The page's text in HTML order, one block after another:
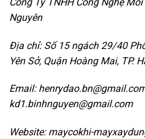
Nguyên
Địa chỉ: Số 15 ngách 29/40
Yên Sở, Quận Hoàng Mai, TP.
Email:
kd1.binhnguyen@gmail.com
Website: maycokhi-